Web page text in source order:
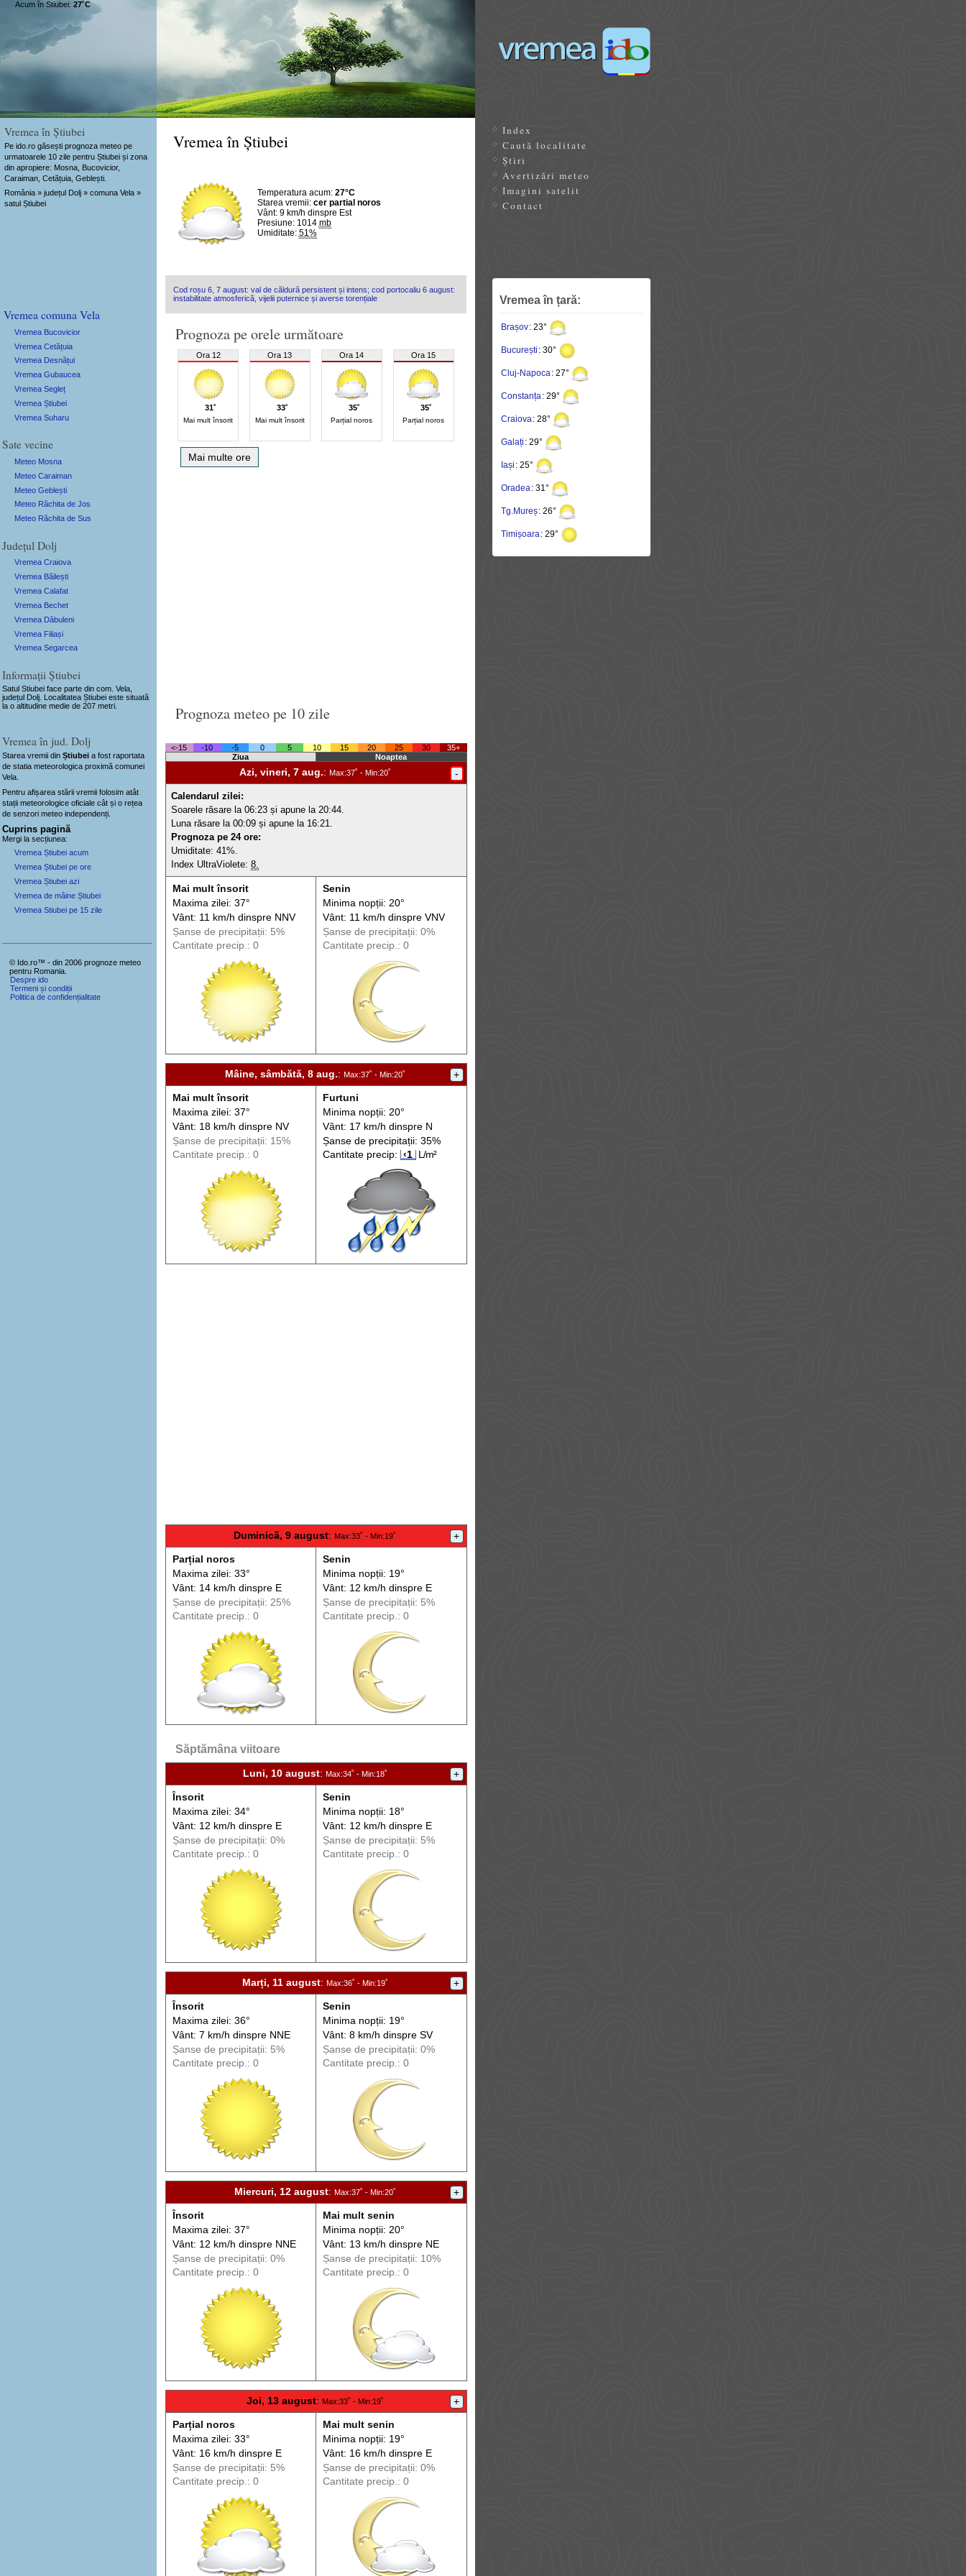
Vremea în Știubei
Pe ido.ro găsești prognoza meteo pe
urmatoarele 10 zile pentru Știubei și zona
din apropiere: Mosna, Bucovicior,
Caraiman, Cetățuia, Geblești.
România » județul Dolj » comuna Vela »
satul Știubei
Vremea în Știubei
Temperatura acum: 27°C
Starea vremii: cer partial noros
Vânt: 9 km/h dinspre Est
Presiune: 1014 mb
Umiditate: 51%
Acum în Stiubei: 27˚C
Cod roșu 6, 7 august: val de căldură persistent și intens; cod portocaliu 6 august:
instabilitate atmosferică, vijelii puternice și averse torențiale
Prognoza pe orele următoare
Ora 12
31˚
Mai mult însorit
Ora 13
33˚
Mai mult însorit
Ora 14
35˚
Parțial noros
Ora 15
35˚
Parțial noros
Mai multe ore
Prognoza meteo pe 10 zile
<-15 -10 -5 0 5 10 15 20 25 30
35+
Ziua
Noaptea
Azi, vineri, 7 aug.: Max:37˚ - Min:20˚ -
Calendarul zilei:
Soarele răsare la 06:23 și apune la 20:44.
Luna răsare la 00:09 și apune la 16:21.
Prognoza pe 24 ore:
Umiditate: 41%.
Index UltraViolete:8.
Mai mult însorit
Maxima zilei: 37°
Vânt: 11 km/h dinspreNNV
Șanse de precipitații: 5%
Cantitate precip.: 0
Senin
Minima nopții: 20°
Vânt: 11 km/h dinspreVNV
Șanse de precipitații: 0%
Cantitate precip.: 0
Mâine, sâmbătă, 8 aug.: Max:37˚ - Min:20˚ +
Mai mult însorit
Maxima zilei: 37°
Vânt: 18 km/h dinspreNV
Șanse de precipitații: 15%
Cantitate precip.: 0
Furtuni
Minima nopții: 20°
Vânt: 17 km/h dinspreN
Șanse de precipitații: 35%
Cantitate precip:
‹1 L/m²
Duminică, 9 august: Max:33˚ - Min:19˚ +
Parțial noros
Maxima zilei: 33°
Vânt: 14 km/h dinspreE
Șanse de precipitații: 25%
Cantitate precip.: 0
Senin
Minima nopții: 19°
Vânt: 12 km/h dinspreE
Șanse de precipitații: 5%
Cantitate precip.: 0
Săptămâna viitoare
Luni, 10 august: Max:34˚ - Min:18˚ +
Însorit
Maxima zilei: 34°
Vânt: 12 km/h dinspreE
Șanse de precipitații: 0%
Cantitate precip.: 0
Senin
Minima nopții: 18°
Vânt: 12 km/h dinspreE
Șanse de precipitații: 5%
Cantitate precip.: 0
Marți, 11 august: Max:36˚ - Min:19˚ +
Însorit
Maxima zilei: 36°
Vânt: 7 km/h dinspreNNE
Șanse de precipitații: 5%
Cantitate precip.: 0
Senin
Minima nopții: 19°
Vânt: 8 km/h dinspreSV
Șanse de precipitații: 0%
Cantitate precip.: 0
Miercuri, 12 august: Max:37˚ - Min:20˚ +
Însorit
Maxima zilei: 37°
Vânt: 12 km/h dinspreNNE
Șanse de precipitații: 0%
Cantitate precip.: 0
Mai mult senin
Minima nopții: 20°
Vânt: 13 km/h dinspreNE
Șanse de precipitații: 10%
Cantitate precip.: 0
Joi, 13 august: Max:33˚ - Min:19˚ +
Parțial noros
Maxima zilei: 33°
Vânt: 16 km/h dinspreE
Șanse de precipitații: 5%
Cantitate precip.: 0
Mai mult senin
Minima nopții: 19°
Vânt: 16 km/h dinspreE
Șanse de precipitații: 0%
Cantitate precip.: 0
Index
Caută localitate
Știri
Avertizări meteo
Imagini satelit
Contact
Vremea în țară:
Brașov: 23°
București : 30°
Cluj-Napoca: 27°
Constanța: 29°
Craiova: 28°
Galați : 29°
Iași : 25°
Oradea: 31°
Tg.Mureș: 26°
Timișoara: 29°
Vremea comuna Vela
Vremea Bucovicior
Vremea Cetățuia
Vremea Desnățui
Vremea Gubaucea
Vremea Segleț
Vremea Știubei
Vremea Suharu
Sate vecine
Meteo Mosna
Meteo Caraiman
Meteo Geblești
Meteo Răchita de Jos
Meteo Răchita de Sus
Județul Dolj
Vremea Craiova
Vremea Băilești
Vremea Calafat
Vremea Bechet
Vremea Dăbuleni
Vremea Filiași
Vremea Segarcea
Informații Știubei
Satul Stiubei face parte din com. Vela,
județul Dolj. Localitatea Știubei este situată
la o altitudine medie de 207 metri.
Vremea în jud. Dolj
Starea vremii dinȘtiubei a fost raportata
de statia meteorologica proximă comunei
Vela.
Pentru afișarea stării vremii folosim atât
stații meteorologice oficiale cât și o rețea
de senzori meteoindependenți
Cuprins pagină
Mergi la secțiunea:
Vremea Știubei acum
Vremea Știubei pe ore
Vremea Știubei azi
Vremea de mâine Știubei
Vremea Stiubei pe 15 zile
© Ido.ro™ - din 2006 prognoze meteo
pentru Romania.
Despre ido
Termeni și condiții
Politica de confidențialitate